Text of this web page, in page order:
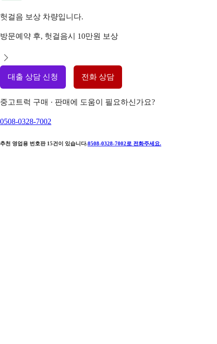
헛걸음 보상 차량입니다.
방문예약 후, 헛걸음시 10만원 보상
대출 상담 신청 전화 상담
중고트럭 구매 · 판매에 도움이 필요하신가요?
0508-0328-7002
추천 영업용 번호판 15건이 있습니다.0508-0328-7002 로 전화주세요.